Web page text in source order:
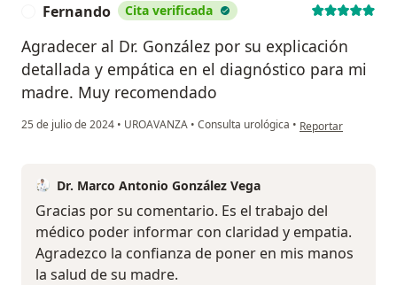
Fernando Cita verificada
Agradecer al Dr. González por su explicación
detallada y empática en el diagnóstico para mi
madre. Muy recomendado
25 de julio de 2024 • UROAVANZA • Consulta urológica • en opinión del
Reportar
Dr. Marco Antonio González Vega
Gracias por su comentario. Es el trabajo del
médico poder informar con claridad y empatia.
Agradezco la confianza de poner en mis manos
la salud de su madre.